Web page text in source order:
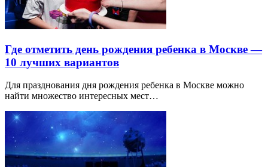
Где отметить день рождения ребенка в Москве —
10 лучших вариантов
Для празднования дня рождения ребенка в Москве можно
найти множество интересных мест…